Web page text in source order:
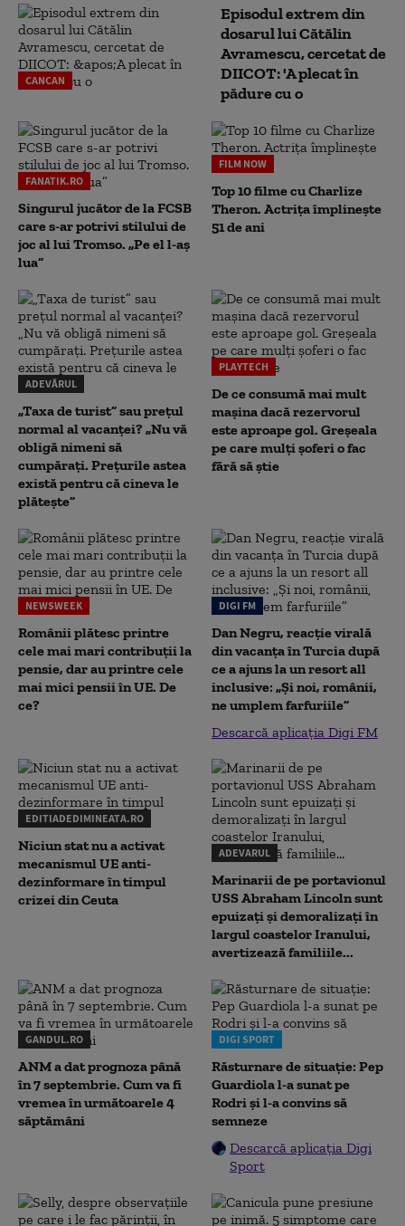
CANCAN
Episodul extrem din
dosarul lui Cătălin
Avramescu, cercetat de
DIICOT: 'A plecat în
pădure cu o
FANATIK.RO
Singurul jucător de la FCSB
care s-ar potrivi stilului de
joc al lui Tromso. „Pe el l-aș
lua”
FILM NOW
Top 10 filme cu Charlize
Theron. Actrița împlinește
51 de ani
ADEVĂRUL
„Taxa de turist” sau prețul
normal al vacanței? „Nu vă
obligă nimeni să
cumpărați. Prețurile astea
există pentru că cineva le
plătește”
PLAYTECH
De ce consumă mai mult
mașina dacă rezervorul
este aproape gol. Greșeala
pe care mulți șoferi o fac
fără să știe
NEWSWEEK
Românii plătesc printre
cele mai mari contribuții la
pensie, dar au printre cele
mai mici pensii în UE. De
ce?
DIGI FM
Dan Negru, reacție virală
din vacanța în Turcia după
ce a ajuns la un resort all
inclusive: „Și noi, românii,
ne umplem farfuriile”
Descarcă aplicația Digi FM
EDITIADEDIMINEATA.RO
Niciun stat nu a activat
mecanismul UE anti-
dezinformare în timpul
crizei din Ceuta
ADEVARUL
Marinarii de pe portavionul
USS Abraham Lincoln sunt
epuizați și demoralizați în
largul coastelor Iranului,
avertizează familiile...
GANDUL.RO
ANM a dat prognoza până
în 7 septembrie. Cum va fi
vremea în următoarele 4
săptămâni
DIGI SPORT
Răsturnare de situație: Pep
Guardiola l-a sunat pe
Rodri și l-a convins să
semneze
Descarcă aplicația Digi
Sport